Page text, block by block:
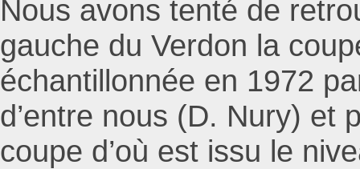
Nous avons tenté de
gauche du Verdon la
échantillonnée en 1972
d’entre nous (D. Nury) et
coupe d’où est issu le